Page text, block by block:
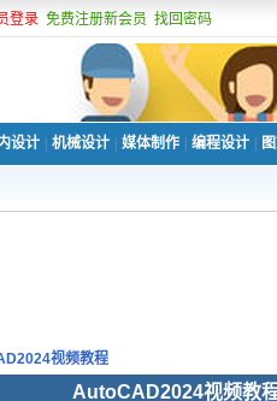
登录 免费注册新会员 找回密码
设计 机械设计 媒体制作 编程设计
视频教程
AutoCAD2024视频教